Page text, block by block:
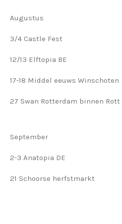
Augustus
3/4 Castle Fest
12/13 Elftopia BE
17-18 Middel eeuws Winschoten
27 Swan Rotterdam binnen Rott
September
2-3 Anatopia DE
21 Schoorse herfstmarkt